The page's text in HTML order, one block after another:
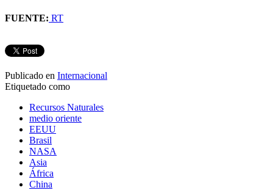
FUENTE: RT
Publicado en Internacional
Etiquetado como
Recursos Naturales
medio oriente
EEUU
Brasil
NASA
Asia
África
China